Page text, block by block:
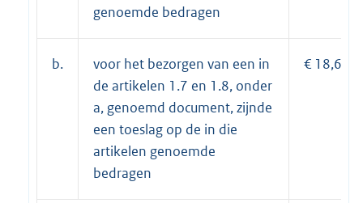
genoemde bedragen
b.
voor het bezorgen van een in
de artikelen 1.7 en 1.8, onder
a, genoemd document, zijnde
een toeslag op de in die
artikelen genoemde
bedragen
€ 18,65.